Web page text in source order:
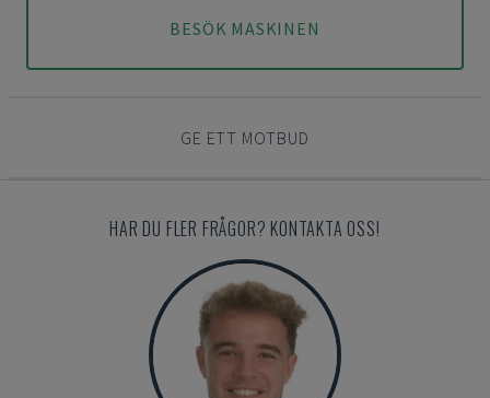
BESÖK MASKINEN
GE ETT MOTBUD
HAR DU FLER FRÅGOR? KONTAKTA OSS!